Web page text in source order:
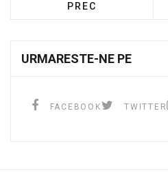
PREC
URMARESTE-NE PE
FACEBOOK TWITTER